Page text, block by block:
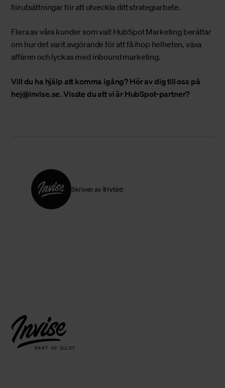
förutsättningar för att utveckla ditt strategiarbete.
Flera av våra kunder som valt HubSpot Marketing berättar
om hur det varit avgörande för att få ihop helheten, växa
affären och lyckas med inbound marketing.
Vill du ha hjälp att komma igång? Hör av dig till oss på
hej@invise.se. Visste du att vi är HubSpot-partner?
Skriven av Invise